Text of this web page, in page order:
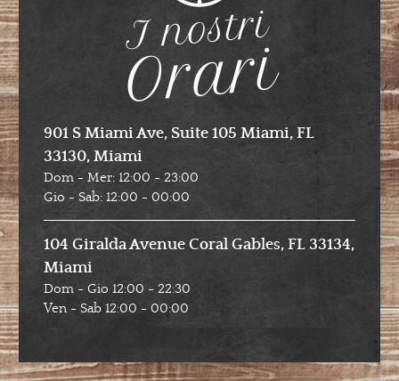
I nostri
Orari
901 S Miami Ave, Suite 105 Miami, FL
33130, Miami
Dom - Mer: 12:00 - 23:00
Gio - Sab: 12:00 - 00:00
104 Giralda Avenue Coral Gables, FL 33134,
Miami
Dom - Gio 12:00 - 22:30
Ven - Sab 12:00 - 00:00